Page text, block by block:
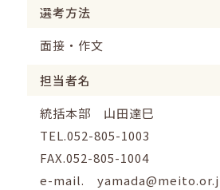
選考方法
面接・作文
担当者名
統括本部 山田達巳
TEL.052-805-1003
FAX.052-805-1004
e-mail.